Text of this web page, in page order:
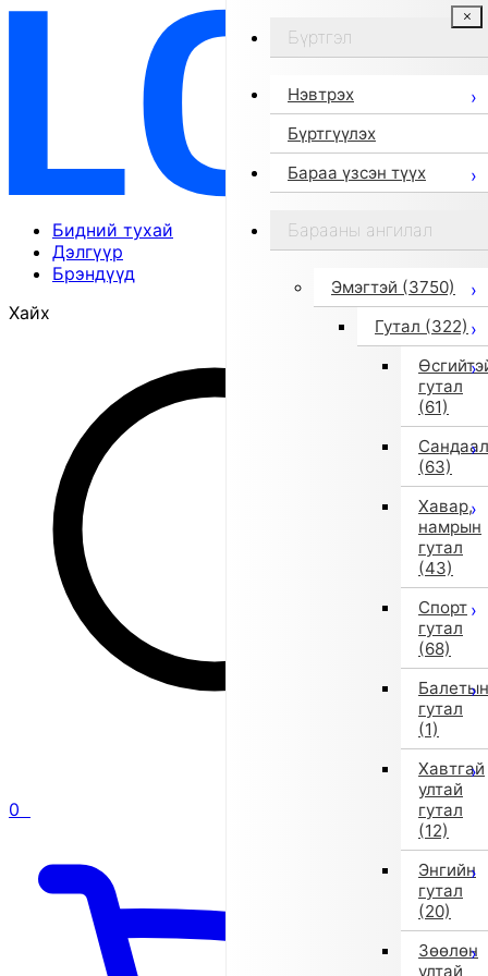
Бидний тухай
Дэлгүүр
Брэндүүд
Хайх
0
Бүртгэл
Нэвтрэх
Бүртгүүлэх
Бараа үзсэн түүх
Барааны ангилал
Эмэгтэй (3750)
Гутал (322)
гутал
(61)
Сандаал
(63)
Хавар,
намрын
гутал
(43)
Спорт
гутал
(68)
Балетын
гутал
(1)
Хавтгай
ултай
гутал
(12)
Энгийн
гутал
(20)
Зөөлөн
ултай